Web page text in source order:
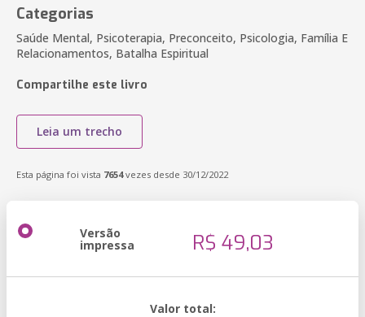
Categorias
Saúde Mental, Psicoterapia, Preconceito, Psicologia, Família E
Relacionamentos, Batalha Espiritual
Compartilhe este livro
Leia um trecho
Esta página foi vista 7654vezes desde 30/12/2022
Versão
impressa R$ 49,03
Valor total: